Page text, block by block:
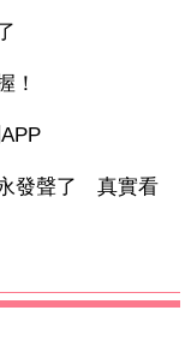
！
發聲了 真實看